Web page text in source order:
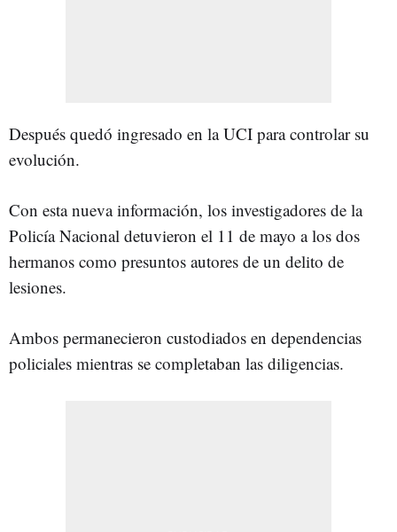
Después quedó ingresado en la UCI para controlar su
evolución.
Con esta nueva información, los investigadores de la
Policía Nacional detuvieron el 11 de mayo a los dos
hermanos como presuntos autores de un delito de
lesiones.
Ambos permanecieron custodiados en dependencias
policiales mientras se completaban las diligencias.